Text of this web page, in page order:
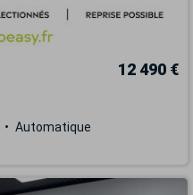
12 490 €
Automatique